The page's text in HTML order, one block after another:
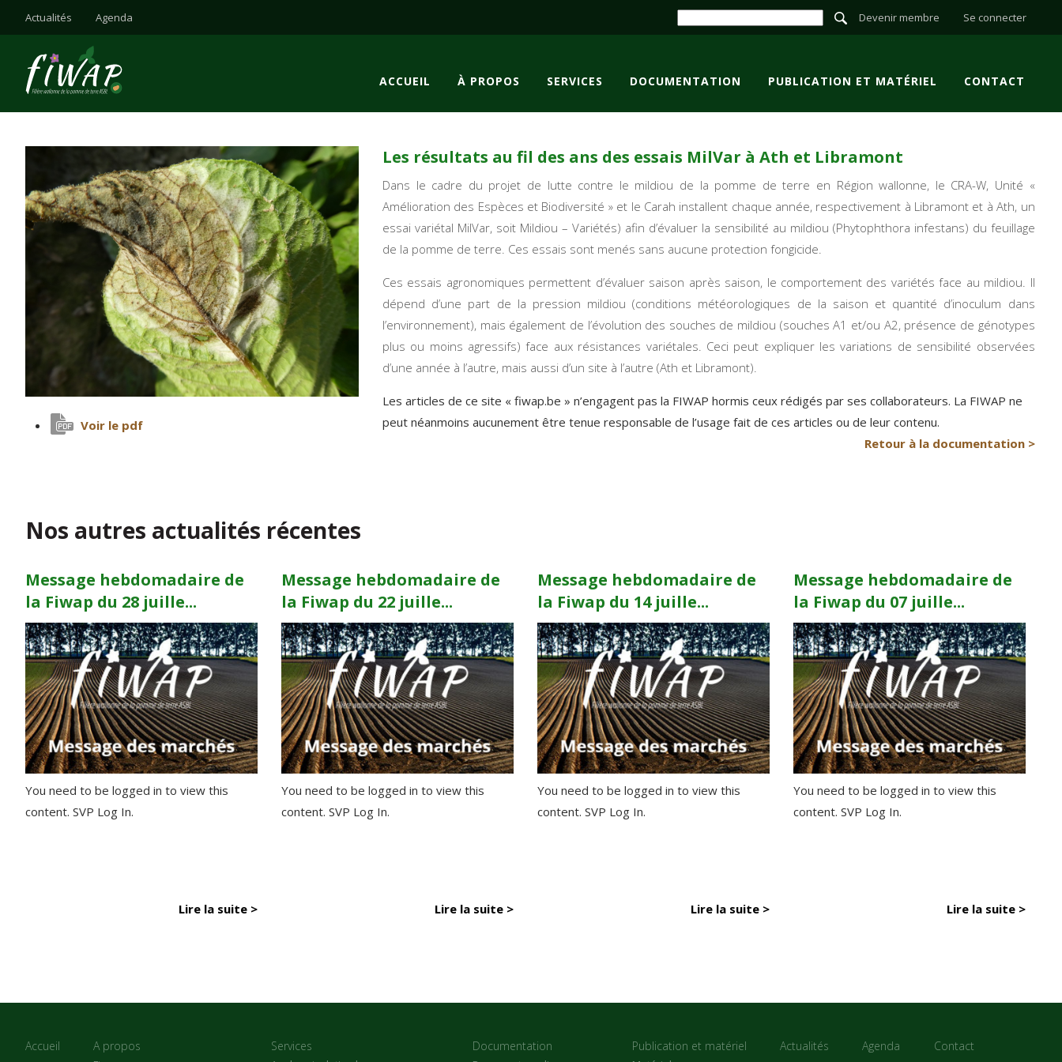
Actualités Agenda Devenir membre Se connecter
ACCUEIL À PROPOS SERVICES DOCUMENTATION PUBLICATION ET MATÉRIEL CONTACT
Voir le pdf
Les résultats au fil des ans des essais MilVar à Ath et Libramont
Dans le cadre du projet de lutte contre le mildiou de la pomme de terre en Région wallonne, le CRA-W, Unité «
Amélioration des Espèces et Biodiversité » et le Carah installent chaque année, respectivement à Libramont et à Ath, un
essai variétal MilVar, soit Mildiou – Variétés) afin d’évaluer la sensibilité au mildiou (Phytophthora infestans) du feuillage
de la pomme de terre. Ces essais sont menés sans aucune protection fongicide.
Ces essais agronomiques permettent d’évaluer saison après saison, le comportement des variétés face au mildiou. Il
dépend d’une part de la pression mildiou (conditions météorologiques de la saison et quantité d’inoculum dans
l’environnement), mais également de l’évolution des souches de mildiou (souches A1 et/ou A2, présence de génotypes
plus ou moins agressifs) face aux résistances variétales. Ceci peut expliquer les variations de sensibilité observées
d’une année à l’autre, mais aussi d’un site à l’autre (Ath et Libramont).
Les articles de ce site « fiwap.be » n’engagent pas la FIWAP hormis ceux rédigés par ses collaborateurs. La FIWAP ne
peut néanmoins aucunement être tenue responsable de l’usage fait de ces articles ou de leur contenu.
Retour à la documentation >
Nos autres actualités récentes
Message hebdomadaire de
la Fiwap du 28 juille...
You need to be logged in to view this
content. SVP Log In.
Lire la suite >
Message hebdomadaire de
la Fiwap du 22 juille...
You need to be logged in to view this
content. SVP Log In.
Lire la suite >
Message hebdomadaire de
la Fiwap du 14 juille...
You need to be logged in to view this
content. SVP Log In.
Lire la suite >
Message hebdomadaire de
la Fiwap du 07 juille...
You need to be logged in to view this
content. SVP Log In.
Lire la suite >
Accueil A propos Services Documentation Publication et matériel Actualités Agenda Contact